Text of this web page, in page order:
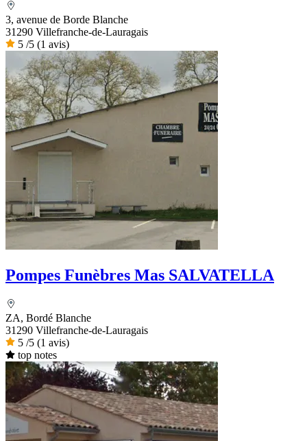
3, avenue de Borde Blanche
31290 Villefranche-de-Lauragais
5 /5 (1 avis)
Pompes Funèbres Mas SALVATELLA
ZA, Bordé Blanche
31290 Villefranche-de-Lauragais
5 /5 (1 avis)
top notes